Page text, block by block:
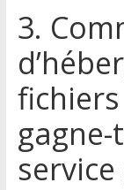
3.
fichiers